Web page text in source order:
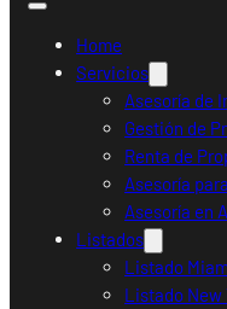
Home
Servicios
Asesoría de
Gestión de
Renta de
Asesoría
Asesoría en
Listados
Listado
Listado New